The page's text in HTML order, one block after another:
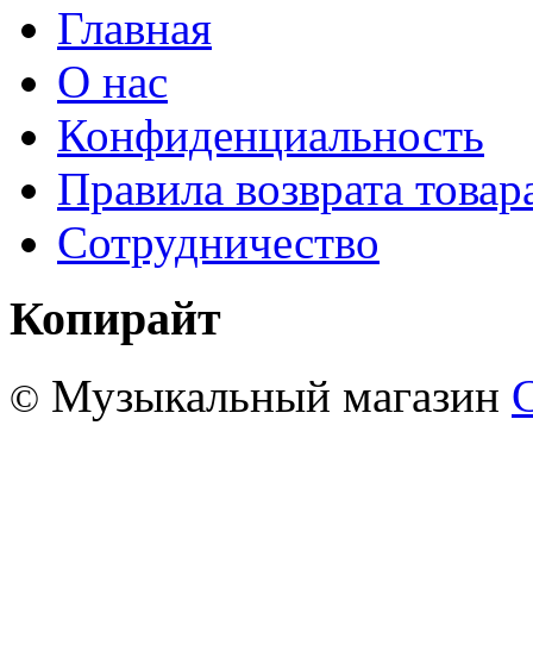
Главная
О нас
Конфиденциальность
Правила возврата
Сотрудничество
Копирайт
© Музыкальный магазин